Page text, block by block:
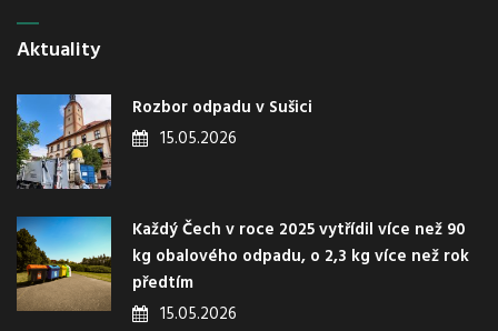
Aktuality
Rozbor odpadu v Sušici
15.05.2026
Každý Čech v roce 2025 vytřídil více než 90
kg obalového odpadu, o 2,3 kg více než rok
předtím
15.05.2026